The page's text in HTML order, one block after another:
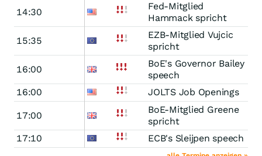
14:30
Fed-Mitglied
Hammack spricht
15:35
EZB-Mitglied Vujcic
spricht
16:00
BoE's Governor Bailey
speech
16:00
JOLTS Job Openings
17:00
BoE-Mitglied Greene
spricht
17:10
ECB's Sleijpen speech